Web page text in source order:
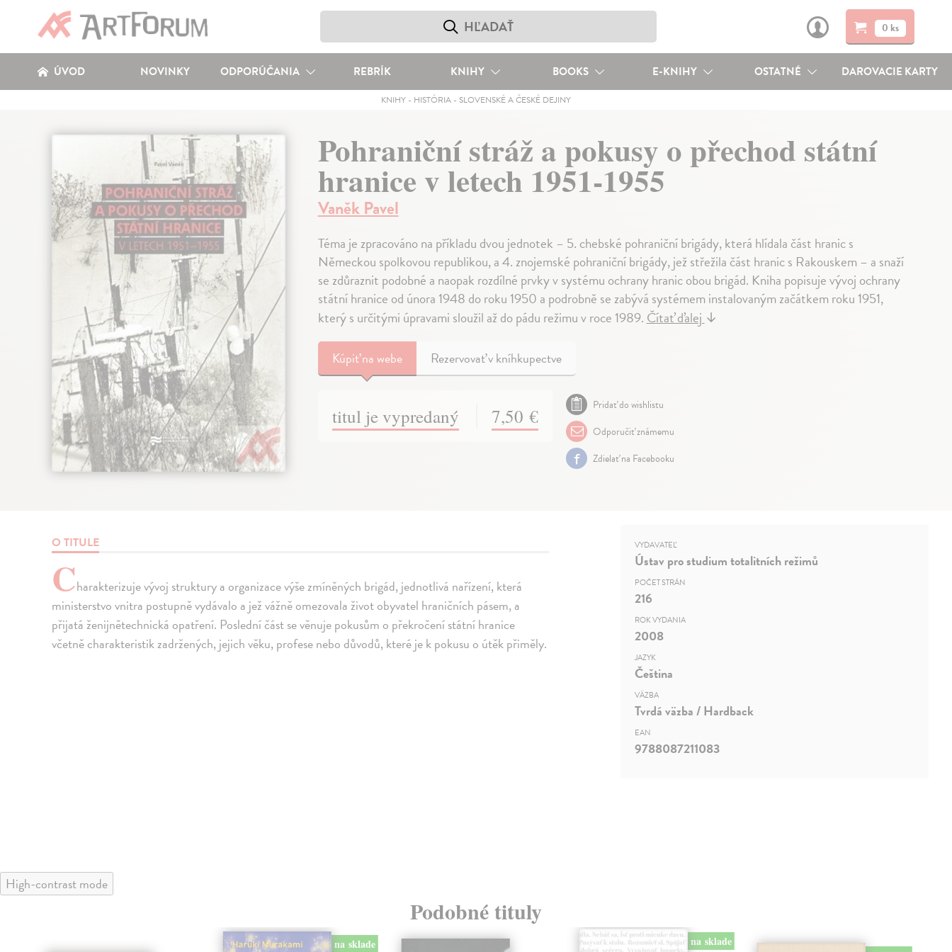
0 ks
ÚVOD NOVINKY ODPORÚČANIA REBRÍK KNIHY BOOKS E-KNIHY OSTATNÉ DAROVACIE KARTY
KNIHY- HISTÓRIA- SLOVENSKÉ A ČESKÉ DEJINY
Pohraniční stráž a pokusy o přechod státní
hranice v letech 1951-1955
Vaněk Pavel
Téma je zpracováno na příkladu dvou jednotek – 5. chebské pohraniční brigády, která hlídala část hranic s
Německou spolkovou republikou, a 4. znojemské pohraniční brigády, jež střežila část hranic s Rakouskem – a snaží
se zdůraznit podobné a naopak rozdílné prvky v systému ochrany hranic obou brigád. Kniha popisuje vývoj ochrany
státní hranice od února 1948 do roku 1950 a podrobně se zabývá systémem instalovaným začátkem roku 1951,
který s určitými úpravami sloužil až do pádu režimu v roce 1989.Čítať ďalej↓
Kúpiťna webe Rezervovať v kníhkupectve
titul je vypredaný 7,50 €
Pridať do wishlistu
Odporučiť známemu
Zdielať na Facebooku
O TITULE
Charakterizuje vývoj struktury a organizace výše zmíněných brigád, jednotlivá nařízení, která
ministerstvo vnitra postupně vydávalo a jež vážně omezovala život obyvatel hraničních pásem, a
přijatá ženijnětechnická opatření. Poslední část se věnuje pokusům o překročení státní hranice
včetně charakteristik zadržených, jejich věku, profese nebo důvodů, které je k pokusu o útěk přiměly.
VYDAVATEĽ
Ústav pro studium totalitních režimů
POČET STRÁN
216
ROK VYDANIA
2008
JAZYK
Čeština
VÄZBA
Tvrdá väzba / Hardback
EAN
9788087211083
High-contrast mode
Podobné tituly
na sklade na sklade